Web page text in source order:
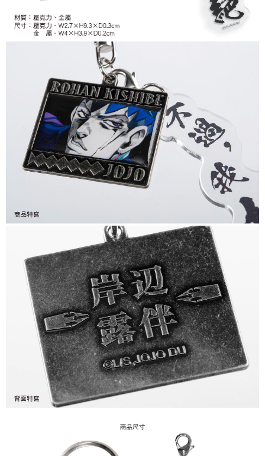
宅配-木棉花樂園專用
每筆NT$100，滿NT$1,300(含以上)免運費
宅配-離島(澎湖/金門/馬祖)-木棉花樂園專用
黑貓宅配-貨到付款
每筆NT$150